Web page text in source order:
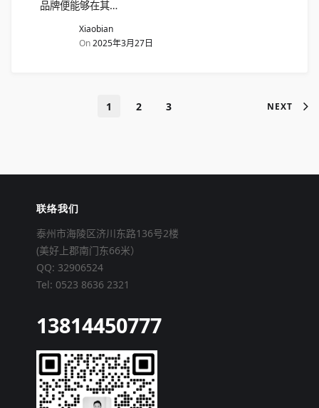
品牌便能够在其…
Xiaobian
On2025年3月27日
1 2 3 NEXT
联络我们
泰州市海陵区济川东路136号2楼
(美好上郡南门东66米）
QQ: 32906524
Tel: 0523 8636 2321
13814450777